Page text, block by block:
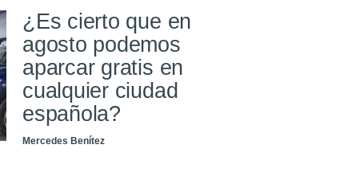
¿Es cierto que en
agosto podemos
aparcar gratis en
cualquier ciudad
española?
Mercedes Benítez